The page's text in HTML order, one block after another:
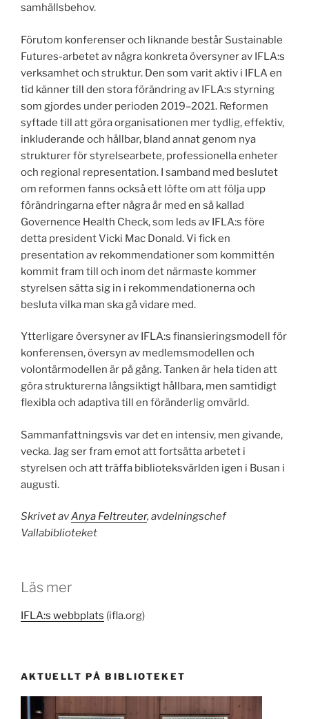
samhällsbehov.
Förutom konferenser och liknande består Sustainable
Futures-arbetet av några konkreta översyner av IFLA:s
verksamhet och struktur. Den som varit aktiv i IFLA en
tid känner till den stora förändring av IFLA:s styrning
som gjordes under perioden 2019–2021. Reformen
syftade till att göra organisationen mer tydlig, effektiv,
inkluderande och hållbar, bland annat genom nya
strukturer för styrelsearbete, professionella enheter
och regional representation. I samband med beslutet
om reformen fanns också ett löfte om att följa upp
förändringarna efter några år med en så kallad
Governence Health Check, som leds av IFLA:s före
detta president Vicki Mac Donald. Vi fick en
presentation av rekommendationer som kommittén
kommit fram till och inom det närmaste kommer
styrelsen sätta sig in i rekommendationerna och
besluta vilka man ska gå vidare med.
Ytterligare översyner av IFLA:s finansieringsmodell för
konferensen, översyn av medlemsmodellen och
volontärmodellen är på gång. Tanken är hela tiden att
göra strukturerna långsiktigt hållbara, men samtidigt
flexibla och adaptiva till en föränderlig omvärld.
Sammanfattningsvis var det en intensiv, men givande,
vecka. Jag ser fram emot att fortsätta arbetet i
styrelsen och att träffa biblioteksvärlden igen i Busan i
augusti.
Skrivet avAnya Feltreuter, avdelningschef
Vallabiblioteket
Läs mer
IFLA:s webbplats (ifla.org)
AKTUELLT PÅ BIBLIOTEKET